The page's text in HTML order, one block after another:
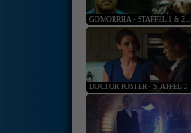
GOMORRHA - STAFFEL 1 & 2...
DOCTOR FOSTER - STAFFEL 2